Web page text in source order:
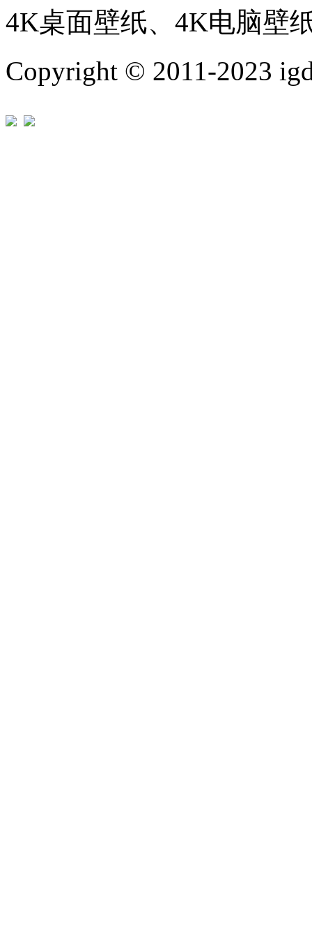
4K桌面壁纸、4K电脑壁
Copyright © 2011-2023